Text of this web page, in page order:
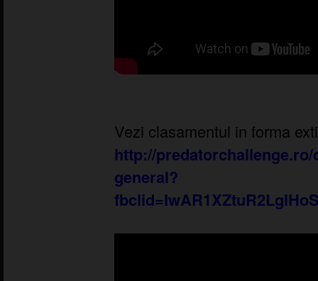
Vezi clasamentul in forma
http://
general?